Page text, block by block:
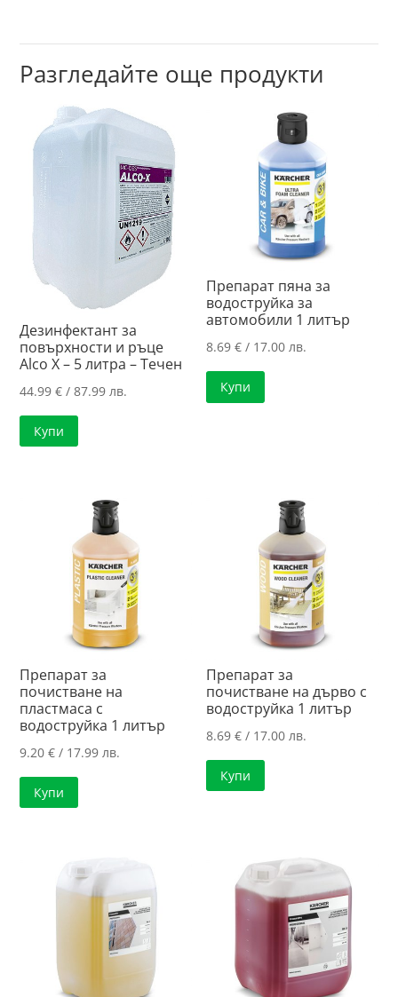
Разгледайте още продукти
Дезинфектант за
повърхности и ръце
Alco X – 5 литра – Течен
44.99€ / 87.99 лв.
Купи
Препарат пяна за
водоструйка за
автомобили 1 литър
8.69€ / 17.00 лв.
Купи
Препарат за
почистване на
пластмаса с
водоструйка 1 литър
9.20€ / 17.99 лв.
Купи
Препарат за
почистване на дърво с
водоструйка 1 литър
8.69€ / 17.00 лв.
Купи